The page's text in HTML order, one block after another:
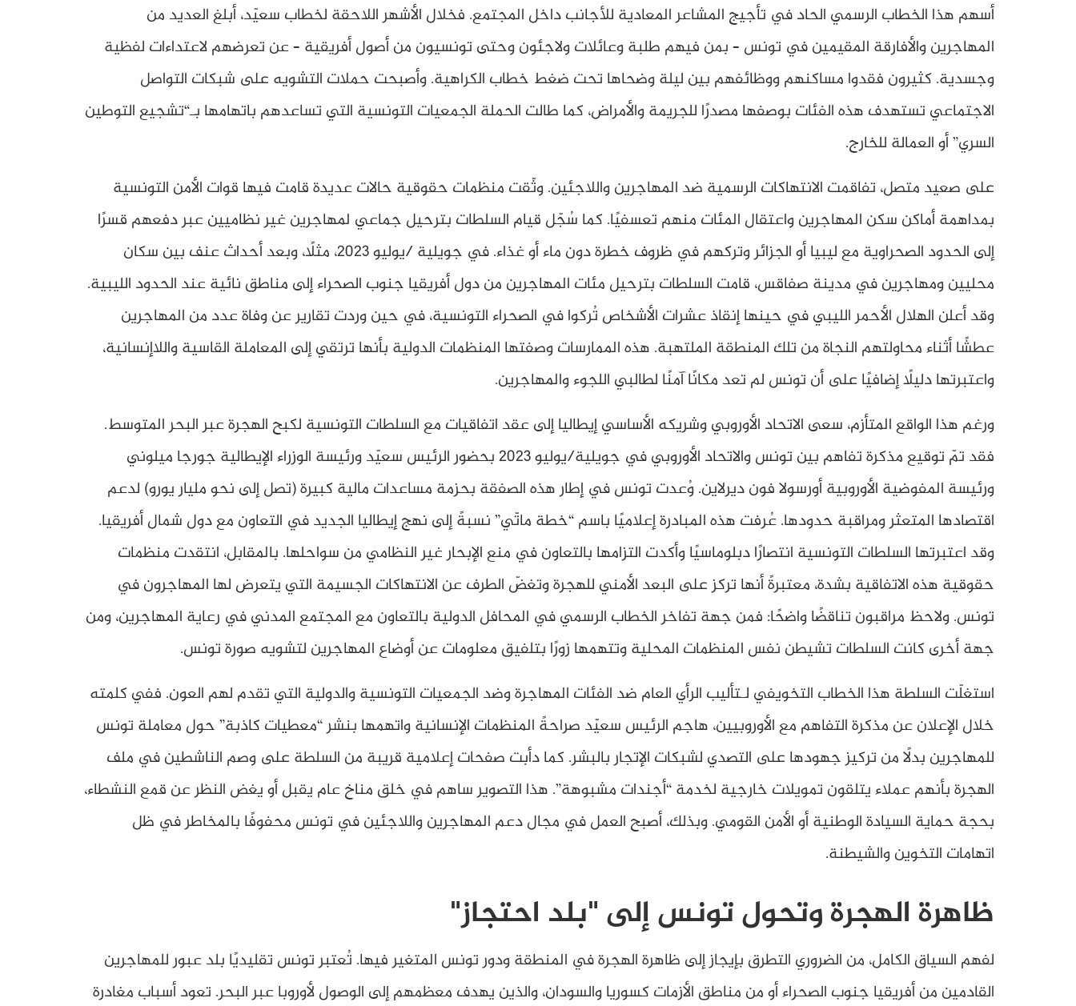
أسهم هذا الخطاب الرسمي الحاد في تأجيج المشاعر المعادية للأجانب داخل المجتمع. فخلال الأشهر اللاحقة لخطاب سعيّد، أبلغ العديد من
المهاجرين والأفارقة المقيمين في تونس – بمن فيهم طلبة وعائلات ولاجئون وحتى تونسيون من أصول أفريقية – عن تعرضهم لاعتداءات لفظية
وجسدية. كثيرون فقدوا مساكنهم ووظائفهم بين ليلة وضحاها تحت ضغط خطاب الكراهية. وأصبحت حملات التشويه على شبكات التواصل
الاجتماعي تستهدف هذه الفئات بوصفها مصدرًا للجريمة والأمراض، كما طالت الحملة الجمعيات التونسية التي تساعدهم باتهامها بـ“تشجيع التوطين
السري” أو العمالة للخارج.
على صعيد متصل، تفاقمت الانتهاكات الرسمية ضد المهاجرين واللاجئين. وثّقت منظمات حقوقية حالات عديدة قامت فيها قوات الأمن التونسية
بمداهمة أماكن سكن المهاجرين واعتقال المئات منهم تعسفيًا. كما سُجّل قيام السلطات بترحيل جماعي لمهاجرين غير نظاميين عبر دفعهم قسرًا
إلى الحدود الصحراوية مع ليبيا أو الجزائر وتركهم في ظروف خطرة دون ماء أو غذاء. في جويلية /يوليو 2023، مثلًا، وبعد أحداث عنف بين سكان
محليين ومهاجرين في مدينة صفاقس، قامت السلطات بترحيل مئات المهاجرين من دول أفريقيا جنوب الصحراء إلى مناطق نائية عند الحدود الليبية.
وقد أعلن الهلال الأحمر الليبي في حينها إنقاذ عشرات الأشخاص تُركوا في الصحراء التونسية، في حين وردت تقارير عن وفاة عدد من المهاجرين
عطشًا أثناء محاولتهم النجاة من تلك المنطقة الملتهبة. هذه الممارسات وصفتها المنظمات الدولية بأنها ترتقي إلى المعاملة القاسية واللاإنسانية،
واعتبرتها دليلًا إضافيًا على أن تونس لم تعد مكانًا آمنًا لطالبي اللجوء والمهاجرين.
ورغم هذا الواقع المتأزم، سعى الاتحاد الأوروبي وشريكه الأساسي إيطاليا إلى عقد اتفاقيات مع السلطات التونسية لكبح الهجرة عبر البحر المتوسط.
فقد تمّ توقيع مذكرة تفاهم بين تونس والاتحاد الأوروبي في جويلية/يوليو 2023 بحضور الرئيس سعيّد ورئيسة الوزراء الإيطالية جورجا ميلوني
ورئيسة المفوضية الأوروبية أورسولا فون ديرلاين. وُعدت تونس في إطار هذه الصفقة بحزمة مساعدات مالية كبيرة (تصل إلى نحو مليار يورو) لدعم
اقتصادها المتعثر ومراقبة حدودها. عُرفت هذه المبادرة إعلاميًا باسم “خطة ماتّي” نسبةً إلى نهج إيطاليا الجديد في التعاون مع دول شمال أفريقيا.
وقد اعتبرتها السلطات التونسية انتصارًا دبلوماسيًا وأكدت التزامها بالتعاون في منع الإبحار غير النظامي من سواحلها. بالمقابل، انتقدت منظمات
حقوقية هذه الاتفاقية بشدة، معتبرةً أنها تركز على البعد الأمني للهجرة وتغضّ الطرف عن الانتهاكات الجسيمة التي يتعرض لها المهاجرون في
تونس. ولاحظ مراقبون تناقضًا واضحًا: فمن جهة تفاخر الخطاب الرسمي في المحافل الدولية بالتعاون مع المجتمع المدني في رعاية المهاجرين، ومن
جهة أخرى كانت السلطات تشيطن نفس المنظمات المحلية وتتهمها زورًا بتلفيق معلومات عن أوضاع المهاجرين لتشويه صورة تونس.
استغلّت السلطة هذا الخطاب التخويفي لـتأليب الرأي العام ضد الفئات المهاجرة وضد الجمعيات التونسية والدولية التي تقدم لهم العون. ففي كلمته
خلال الإعلان عن مذكرة التفاهم مع الأوروبيين، هاجم الرئيس سعيّد صراحةً المنظمات الإنسانية واتهمها بنشر “معطيات كاذبة” حول معاملة تونس
للمهاجرين بدلًا من تركيز جهودها على التصدي لشبكات الإتجار بالبشر. كما دأبت صفحات إعلامية قريبة من السلطة على وصم الناشطين في ملف
الهجرة بأنهم عملاء يتلقون تمويلات خارجية لخدمة “أجندات مشبوهة”. هذا التصوير ساهم في خلق مناخ عام يقبل أو يغض النظر عن قمع النشطاء،
بحجة حماية السيادة الوطنية أو الأمن القومي. وبذلك، أصبح العمل في مجال دعم المهاجرين واللاجئين في تونس محفوفًا بالمخاطر في ظل
اتهامات التخوين والشيطنة.
ظاهرة الهجرة وتحول تونس إلى "بلد احتجاز"
لفهم السياق الكامل، من الضروري التطرق بإيجاز إلى ظاهرة الهجرة في المنطقة ودور تونس المتغير فيها. تُعتبر تونس تقليديًا بلد عبور للمهاجرين
القادمين من أفريقيا جنوب الصحراء أو من مناطق الأزمات كسوريا والسودان، والذين يهدف معظمهم إلى الوصول لأوروبا عبر البحر. تعود أسباب مغادرة